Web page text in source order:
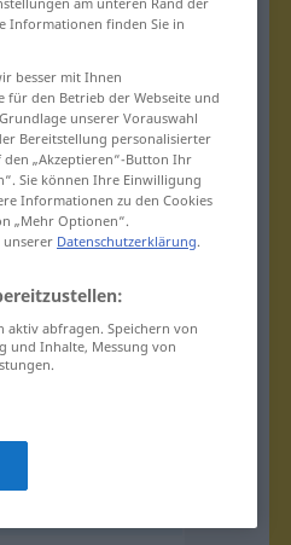
Informationen finden Sie in
besser mit Ihnen
für den Betrieb der Webseite und
unserer Vorauswahl
Bereitstellung personalisierter
„Akzeptieren“-Button Ihr
Sie können Ihre Einwilligung
Informationen zu den Cookies
„Mehr Optionen“.
unserer Datenschutzerklärung.
aktiv abfragen. Speichern von
und Inhalte, Messung von